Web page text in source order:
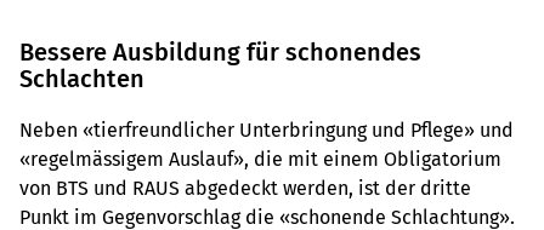
Bessere Ausbildung für schonendes
Schlachten
Neben «tierfreundlicher Unterbringung und Pflege» und
«regelmässigem Auslauf», die mit einem Obligatorium
von BTS und RAUS abgedeckt werden, ist der dritte
Punkt im Gegenvorschlag die «schonende Schlachtung».